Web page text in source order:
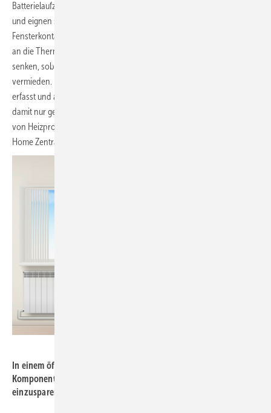
Batterielaufzeit von bis zu fünf Jahren sind die Geräte wartungsarm
und eignen sich ideal für Büros oder öffentlich genutzte Räume.
Fensterkontakte erkennen und melden geöffnete Fenster zuverlässig
an die Thermostate, die daraufhin die Solltemperatur automatisch
senken, sobald der Raum gelüftet wird. So wird unnötiges Heizen
vermieden. Die Raumtemperatur wird durch Wandthermostate exakt
erfasst und automatisch an die Heizkörperthermostate übermittelt,
damit nur geheizt wird, wenn es auch notwendig ist. Die Steuerung
von Heizprofilen erfolgt zentralisiert und automatisch über die Smart
Home Zentralen von Homematic IP (CCU3).
In einem öffentlichen Gebäude können diese wenigen
Komponenten bereits ausreichen, um erhebliche Energiemengen
einzusparen